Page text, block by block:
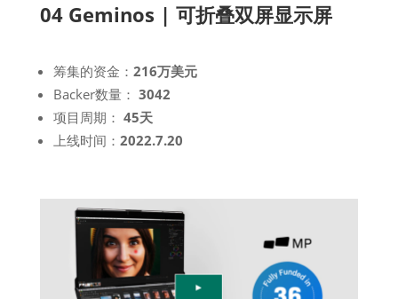
04 Geminos | 可折叠双屏显示屏
筹集的资金： 216万美元
Backer数量： 3042
项目周期： 45天
上线时间： 2022.7.20